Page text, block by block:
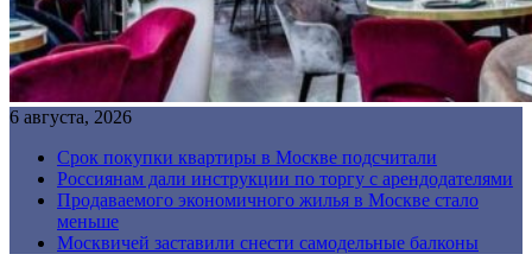
6 августа, 2026
Срок покупки квартиры в Москве подсчитали
Россиянам дали инструкции по торгу с арендодателями
Продаваемого экономичного жилья в Москве стало
меньше
Москвичей заставили снести самодельные балконы